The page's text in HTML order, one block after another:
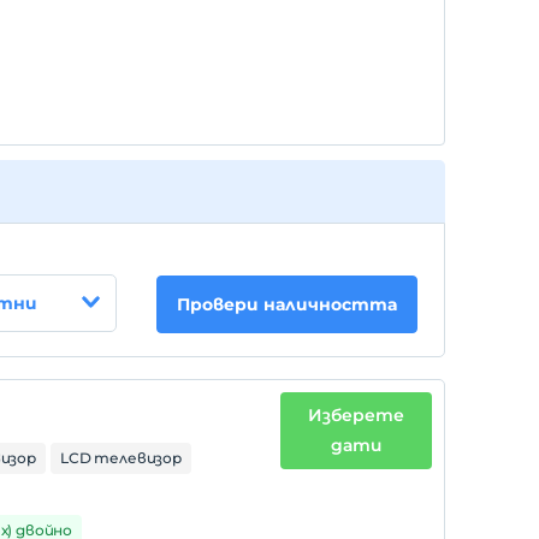
Провери наличността
LCD телевизор
х) двойно
Изберете
дати